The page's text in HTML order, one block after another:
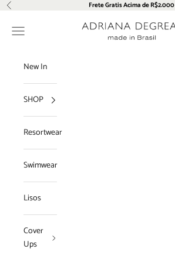
Pular para o conteúdo
Anterior Frete Gratis Acima de R$2.000
Adriana Degreas
Menu
New In
SHOP
Resortwear
Swimwear
Lisos
Cover
Ups